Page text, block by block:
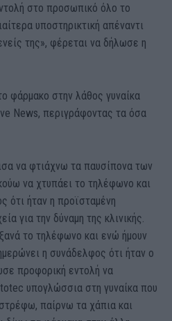
στο προσωπικό όλο το
υποστηρικτική απέναντι
της», φέρεται να δήλωσε η
φάρμακο στην λάθος γυναίκα
News, περιγράφοντας τα όσα
να φτιάχνω τα παυσίπονα των
να χτυπάει το τηλέφωνο και
ότι ήταν η προϊσταμένη
για την δύναμη της κλινικής.
το τηλέφωνο και ενώ ήμουν
η συνάδελφος ότι ήταν ο
προφορική εντολή να
υπογλώσσια στη γυναίκα που
παίρνω τα χάπια και